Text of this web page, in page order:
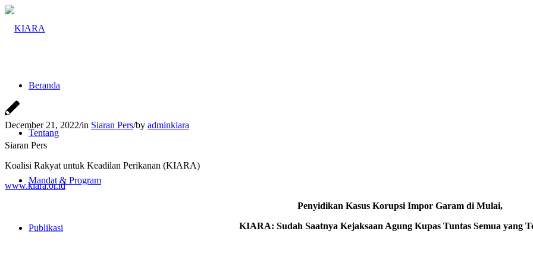
Beranda
Tentang
Mandat & Program
Publikasi
December 21, 2022/in Siaran Pers/by adminkiara
Siaran Pers
Koalisi Rakyat untuk Keadilan Perikanan (KIARA)
www.kiara.or.id
Penyidikan Kasus Korupsi Impor Garam di Mulai,
KIARA: Sudah Saatnya Kejaksaan Agung Kupas Tuntas Semua yang